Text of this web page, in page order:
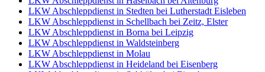
LKW Abschleppdienst in Stedten bei Lutherstadt Eisleben
LKW Abschleppdienst in Schellbach bei Zeitz, Elster
LKW Abschleppdienst in Borna bei Leipzig
LKW Abschleppdienst in Waldsteinberg
LKW Abschleppdienst in Molau
LKW Abschleppdienst in Heideland bei Eisenberg